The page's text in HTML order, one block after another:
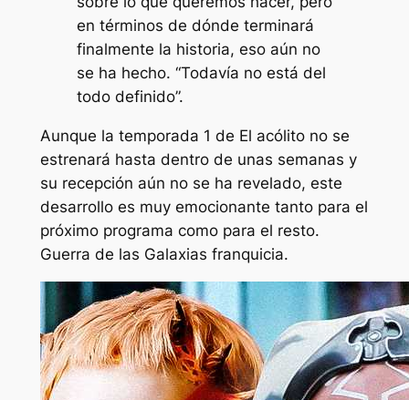
en términos de dónde terminará
finalmente la historia, eso aún no
se ha hecho. “Todavía no está del
todo definido”.
Aunque la temporada 1 de El acólito no se
estrenará hasta dentro de unas semanas y
su recepción aún no se ha revelado, este
desarrollo es muy emocionante tanto para el
próximo programa como para el resto.
Guerra de las Galaxias franquicia.